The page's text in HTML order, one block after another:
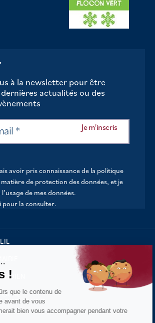
à la newsletter pour être
actualités ou des
avoir pris connaissance de la politique
de protection des données, et je
de mes données.
pour la consulter.
VIE
!
que le contenu de
avant de vous
bien vous accompagner pendant votre